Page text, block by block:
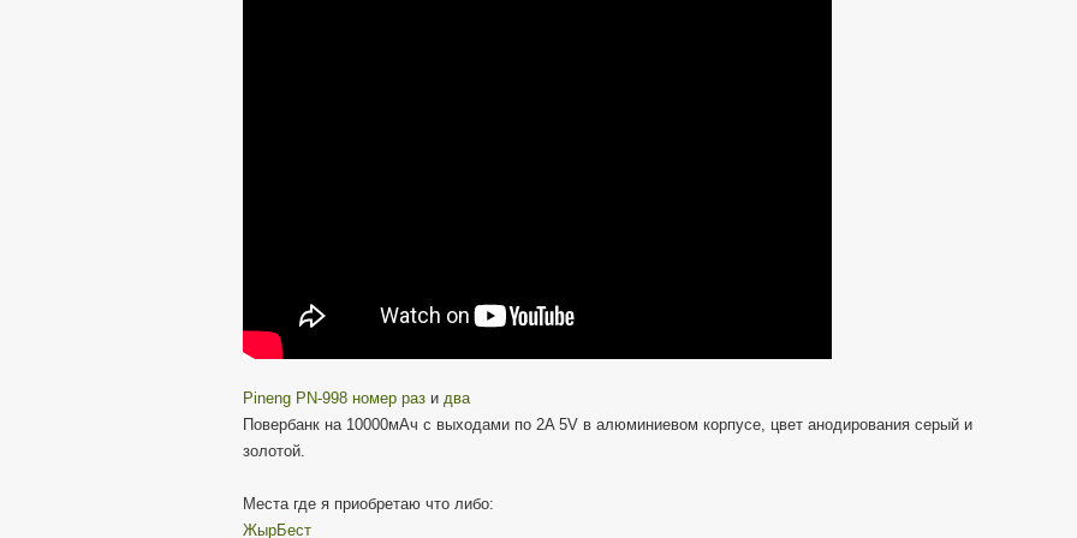
Pineng PN-998 номер раз и два
Повербанк на 10000мАч с выходами по 2A 5V в алюминиевом корпусе, цвет анодирования серый и
золотой.
Места где я приобретаю что либо:
ЖырБест